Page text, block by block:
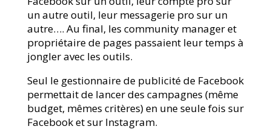
un autre outil, leur messagerie pro sur un
autre…. Au final, les community manager et
propriétaire de pages passaient leur temps à
jongler avec les outils.
Seul le gestionnaire de publicité de Facebook
permettait de lancer des campagnes (même
budget, mêmes critères) en une seule fois sur
Facebook et sur Instagram.